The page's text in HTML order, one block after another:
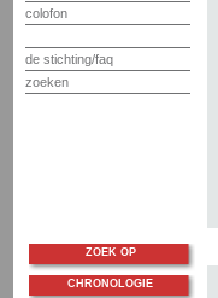
colofon
de stichting/faq
zoeken
ZOEK OP
CHRONOLOGIE